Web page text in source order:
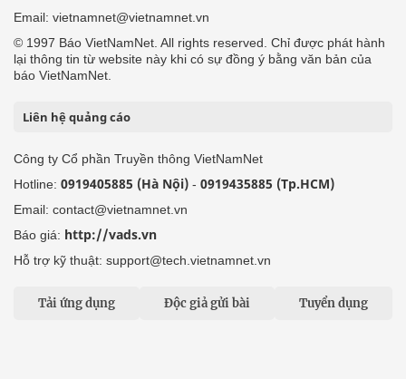
Email: vietnamnet@vietnamnet.vn
© 1997 Báo VietNamNet. All rights reserved. Chỉ được phát hành
lại thông tin từ website này khi có sự đồng ý bằng văn bản của
báo VietNamNet.
Liên hệ quảng cáo
Công ty Cổ phần Truyền thông VietNamNet
Hotline: 0919405885 (Hà Nội) - 0919435885 (Tp.HCM)
Email: contact@vietnamnet.vn
Báo giá: http://vads.vn
Hỗ trợ kỹ thuật: support@tech.vietnamnet.vn
Tải ứng dụng Độc giả gửi bài Tuyển dụng